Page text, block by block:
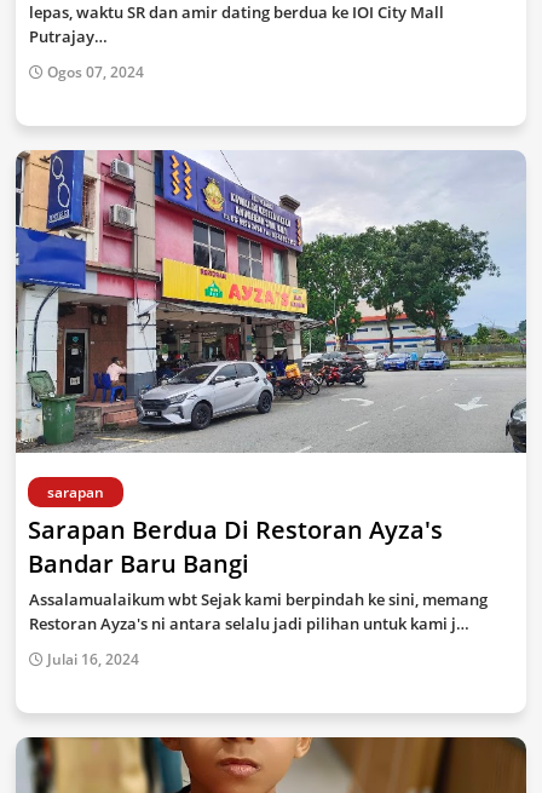
lepas, waktu SR dan amir dating berdua ke IOI City Mall
Putrajay…
Ogos 07, 2024
sarapan
Sarapan Berdua Di Restoran Ayza's
Bandar Baru Bangi
Assalamualaikum wbt Sejak kami berpindah ke sini, memang
Restoran Ayza's ni antara selalu jadi pilihan untuk kami j…
Julai 16, 2024